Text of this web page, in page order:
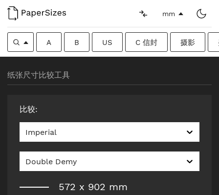
mm
A B US C 信封 摄影
纸张尺寸比较工具
比较:
Imperial
Double Demy
572 x 902 mm